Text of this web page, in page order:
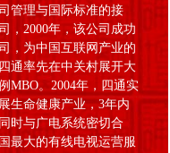
管理与国际标准的接
，2000年，该公司成功
，为中国互联网产业的
通率先在中关村展开大
MBO。2004年，四通实
生命健康产业，3年内
时与广电系统密切合
最大的有线电视运营服